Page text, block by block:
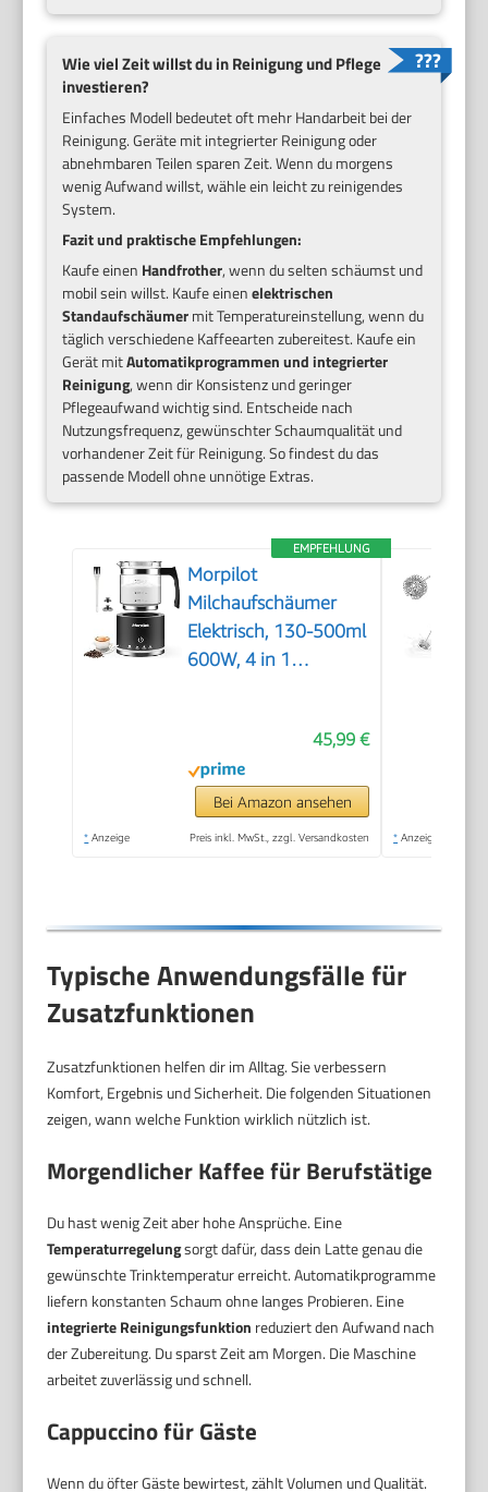
Wie viel Zeit willst du in Reinigung und Pflege
investieren?
Einfaches Modell bedeutet oft mehr Handarbeit bei der
Reinigung. Geräte mit integrierter Reinigung oder
abnehmbaren Teilen sparen Zeit. Wenn du morgens
wenig Aufwand willst, wähle ein leicht zu reinigendes
System.
Fazit und praktische Empfehlungen:
Kaufe einen Handfrother, wenn du selten schäumst und
mobil sein willst. Kaufe einenelektrischen
Standaufschäumermit Temperatureinstellung, wenn du
täglich verschiedene Kaffeearten zubereitest. Kaufe ein
Gerät mitAutomatikprogrammen und integrierter
Reinigung, wenn dir Konsistenz und geringer
Pflegeaufwand wichtig sind. Entscheide nach
Nutzungsfrequenz, gewünschter Schaumqualität und
vorhandener Zeit für Reinigung. So findest du das
passende Modell ohne unnötige Extras.
EMPFEHLUNG
Morpilot
Milchaufschäumer
Elektrisch, 130-500ml
600W, 4 in 1
Spülmaschinenfest,
Visuelles Glas, Latte-
Design, Schwarz
45,99 €
Bei Amazon ansehen
* Anzeige Preis inkl. MwSt., zzgl. Versandkosten * Anzeige
Typische Anwendungsfälle für
Zusatzfunktionen
Zusatzfunktionen helfen dir im Alltag. Sie verbessern
Komfort, Ergebnis und Sicherheit. Die folgenden Situationen
zeigen, wann welche Funktion wirklich nützlich ist.
Morgendlicher Kaffee für Berufstätige
Du hast wenig Zeit aber hohe Ansprüche. Eine
Temperaturregelungsorgt dafür, dass dein Latte genau die
gewünschte Trinktemperatur erreicht. Automatikprogramme
liefern konstanten Schaum ohne langes Probieren. Eine
integrierte Reinigungsfunktion reduziert den Aufwand nach
der Zubereitung. Du sparst Zeit am Morgen. Die Maschine
arbeitet zuverlässig und schnell.
Cappuccino für Gäste
Wenn du öfter Gäste bewirtest, zählt Volumen und Qualität.